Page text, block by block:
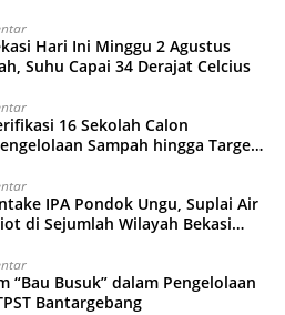
Hari Ini Minggu 2 Agustus
Suhu Capai 34 Derajat Celcius
16 Sekolah Calon
Sampah hingga Target
IPA Pondok Ungu, Suplai Air
di Sejumlah Wilayah Bekasi
“Bau Busuk” dalam Pengelolaan
Bantargebang